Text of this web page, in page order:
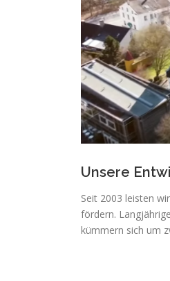
Unsere
Seit 2003 leisten
fördern.
kümmern sich um